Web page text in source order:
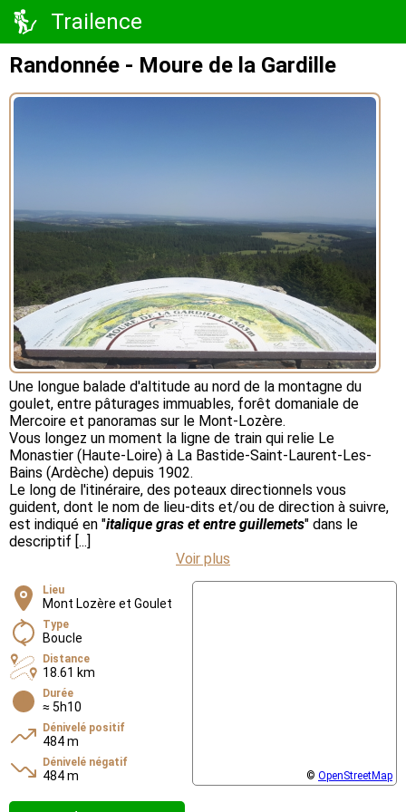
Trailence
Randonnée - Moure de la Gardille
Une longue balade d'altitude au nord de la montagne du
goulet, entre pâturages immuables, forêt domaniale de
Mercoire et panoramas sur le Mont-Lozère.
Vous longez un moment la ligne de train qui relie Le
Monastier (Haute-Loire) à La Bastide-Saint-Laurent-Les-
Bains (Ardèche) depuis 1902.
Le long de l'itinéraire, des poteaux directionnels vous
guident, dont le nom de lieu-dits et/ou de direction à suivre,
est indiqué en "italique gras et entre guillemets" dans le
descriptif [...]
Voir plus
Lieu
Mont Lozère et Goulet
Type
Boucle
Distance
18.61 km
Durée
≈ 5h10
Dénivelé positif
484 m
Dénivelé négatif
484 m © OpenStreetMap